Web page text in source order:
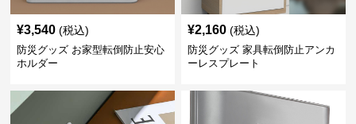
¥3,540 (税込)
防災グッズ お家型転倒防止安心
ホルダー
¥2,160 (税込)
防災グッズ 家具転倒防止アンカ
ーレスプレート